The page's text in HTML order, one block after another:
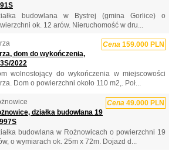
budowlana w Bystrej (gmina Gorlice) o
ok. 12 arów. Nieruchomość w dru...
Cena 159.000 PLN
dom do wykończenia,
2022
wolnostojący do wykończenia w miejscowości
Dom o powierzchni około 110 m2,. Poł...
Cena 49.000 PLN
działka budowlana 19
budowlana w Rożnowicach o powierzchni 19
o wymiarach ok. 25m x 72m. Dojazd d...